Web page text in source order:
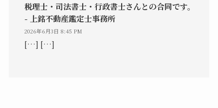
税理士・司法書士・行政書士さんとの合同です。
- 上銘不動産鑑定士事務所
2026年6月3日 8:45 PM
[…] […]